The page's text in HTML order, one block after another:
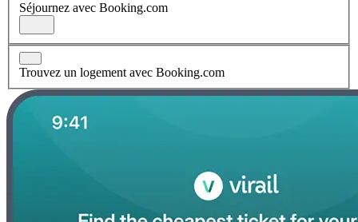
Séjournez avec Booking.com
Trouvez un logement avec Booking.com